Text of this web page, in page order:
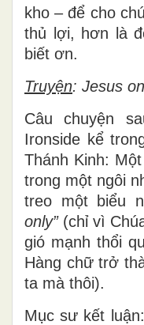
kho – để cho
thủ lợi, hơn là
biết ơn.
Truyện: Jesus
Câu chuyện
Ironside kể
Thánh Kinh:
trong một ngôi
treo một biểu
only”(chỉ vì
gió mạnh thổi
Hàng chữ trở
ta mà thôi).
Mục sư kết